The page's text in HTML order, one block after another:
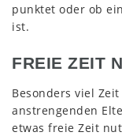
punktet oder ob
ist.
FREIE ZEIT
Besonders viel
anstrengenden
etwas freie Zeit